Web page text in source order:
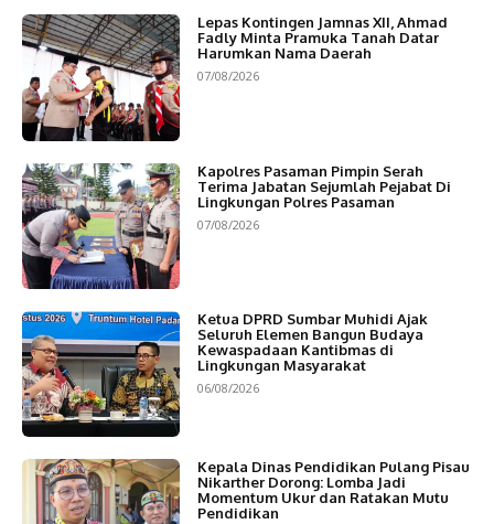
Lepas Kontingen Jamnas XII, Ahmad
Fadly Minta Pramuka Tanah Datar
Harumkan Nama Daerah
07/08/2026
Kapolres Pasaman Pimpin Serah
Terima Jabatan Sejumlah Pejabat Di
Lingkungan Polres Pasaman
07/08/2026
Ketua DPRD Sumbar Muhidi Ajak
Seluruh Elemen Bangun Budaya
Kewaspadaan Kantibmas di
Lingkungan Masyarakat
06/08/2026
Kepala Dinas Pendidikan Pulang Pisau
Nikarther Dorong: Lomba Jadi
Momentum Ukur dan Ratakan Mutu
Pendidikan